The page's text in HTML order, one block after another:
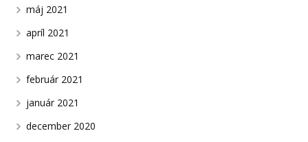
máj 2021
apríl 2021
marec 2021
február 2021
január 2021
december 2020